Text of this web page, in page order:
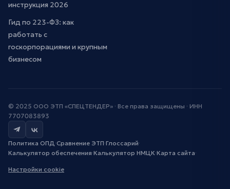
инструкция 2026
Гид по 223-ФЗ: как
работать с
госкорпорациями и крупным
бизнесом
© 2025 ООО ЭТП «СПЕЦТЕНДЕР» · Все права защищены · ИНН
7707083893
Политика ОПД·Сравнение ЭТП·Глоссарий·
Калькулятор обеспечения·Калькулятор НМЦК·Карта сайта·
Настройки cookie